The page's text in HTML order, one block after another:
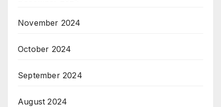
November 2024
October 2024
September 2024
August 2024